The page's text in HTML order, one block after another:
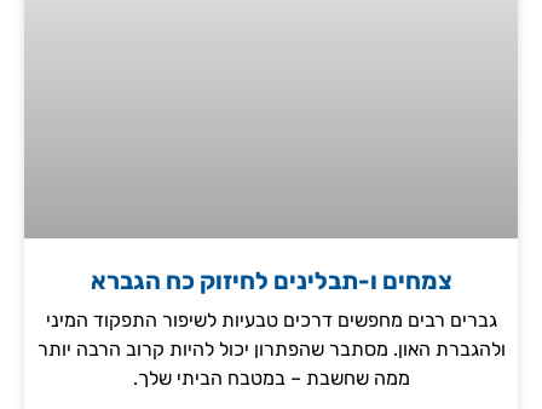
צמחים ו-תבלינים לחיזוק כח הגברא
גברים רבים מחפשים דרכים טבעיות לשיפור התפקוד המיני
ולהגברת האון. מסתבר שהפתרון יכול להיות קרוב הרבה יותר
ממה שחשבת – במטבח הביתי שלך.